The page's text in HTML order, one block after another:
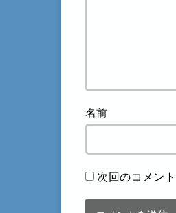
名前
次回のコメン